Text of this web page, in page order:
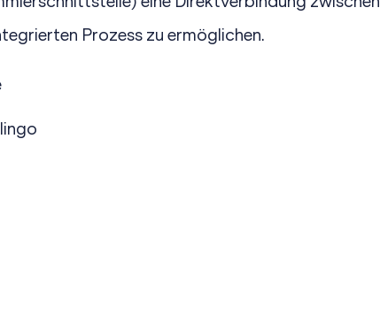
Prozess zu ermöglichen.